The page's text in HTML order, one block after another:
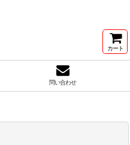
カート
問い合わせ